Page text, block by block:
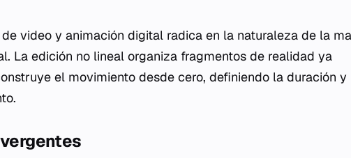
video y animación digital radica en la naturaleza de la
La edición no lineal organiza fragmentos de realidad ya
el movimiento desde cero, definiendo la duración y